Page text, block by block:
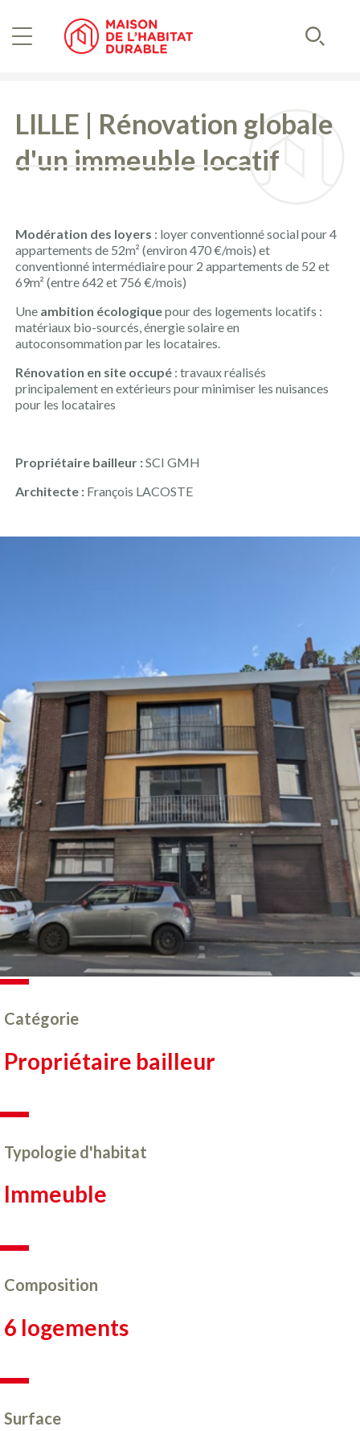
contenu
LILLE | Rénovation globale
d'un immeuble locatif
Modération des loyers : loyer conventionné social pour 4
appartements de 52m² (environ 470 €/mois) et
conventionné intermédiaire pour 2 appartements de 52 et
69m² (entre 642 et 756 €/mois)
Une ambition écologiquepour des logements locatifs :
matériaux bio-sourcés, énergie solaire en
autoconsommation par les locataires.
Rénovation en site occupé : travaux réalisés
principalement en extérieurs pour minimiser les nuisances
pour les locataires
Propriétaire bailleur :SCI GMH
Architecte : François LACOSTE
Catégorie
Propriétaire bailleur
Typologie d'habitat
Immeuble
Composition
6 logements
Surface